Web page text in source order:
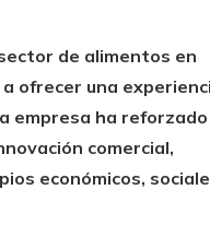
de alimentos en
ofrecer una
empresa ha reforzado
comercial,
económicos,